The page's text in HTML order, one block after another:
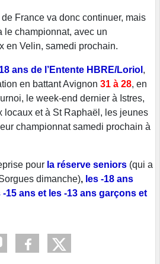
de France va donc continuer, mais
le championnat, avec un
en Velin, samedi prochain.
ans de l’Entente HBRE/Loriol ,
en battant Avignon 31 à 28, en
le week-end dernier à Istres,
locaux et à St Raphaël, les jeunes
championnat samedi prochain à
pour la réserve seniors (qui a
dimanche), les -18 ans
15 ans et les -13 ans garçons et